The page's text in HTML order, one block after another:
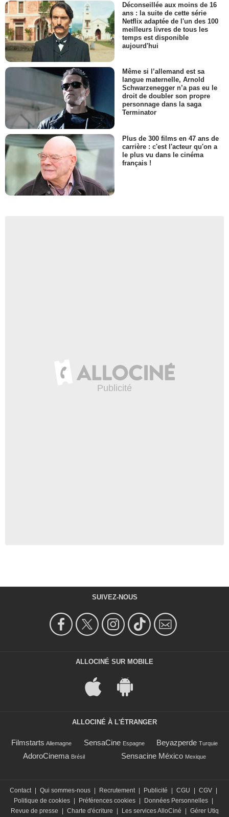
Déconseillée aux moins de 16
ans : la suite de cette série
Netflix adaptée de l'un des 100
meilleurs livres de tous les
temps est disponible
aujourd'hui
Même si l’allemand est sa
langue maternelle, Arnold
Schwarzenegger n’a pas eu le
droit de doubler son propre
personnage dans la saga
Terminator
Plus de 300 films en 47 ans de
carrière : c'est l'acteur qu'on a
le plus vu dans le cinéma
français !
SUIVEZ-NOUS
ALLOCINÉ SUR MOBILE
ALLOCINÉ À L'ÉTRANGER
Filmstarts Allemagne SensaCine Espagne Beyazperde Turquie
AdoroCinema Brésil Sensacine México Mexique
Contact | Qui sommes-nous | Recrutement | Publicité | CGU | CGV |
Politique de cookies | Préférences cookies | Données Personnelles |
Revue de presse
| Charte d'écriture | Les services AlloCiné | Gérer Utiq